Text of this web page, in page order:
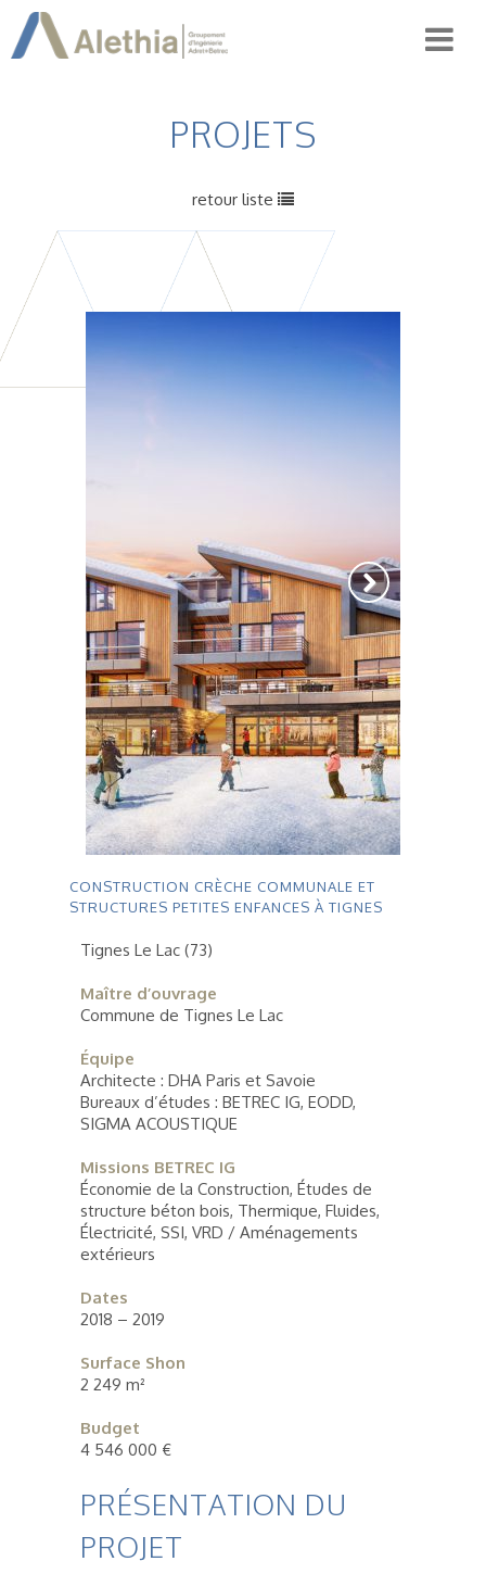
PROJETS
retour liste
CONSTRUCTION CRÈCHE COMMUNALE ET
STRUCTURES PETITES ENFANCES À TIGNES
Tignes Le Lac (73)
Maître d’ouvrage
Commune de Tignes Le Lac
Équipe
Architecte : DHA Paris et Savoie
Bureaux d’études : BETREC IG, EODD,
SIGMA ACOUSTIQUE
Missions BETREC IG
Économie de la Construction, Études de
structure béton bois, Thermique, Fluides,
Électricité, SSI, VRD / Aménagements
extérieurs
Dates
2018 – 2019
Surface Shon
2 249 m²
Budget
4 546 000 €
PRÉSENTATION DU
PROJET